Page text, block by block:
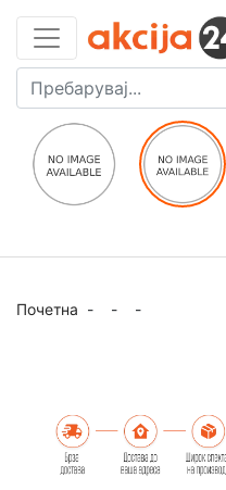
Почетна - - -